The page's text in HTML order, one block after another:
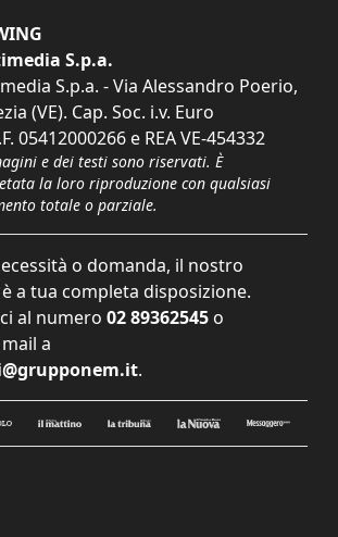
S.p.a.
S.p.a. - Via Alessandro Poerio,
(VE). Cap. Soc. i.v. Euro
05412000266 e REA VE-454332
e dei testi sono riservati. È
la loro riproduzione con qualsiasi
totale o parziale.
o domanda, il nostro
a tua completa disposizione.
al numero 02 89362545 o
a
.